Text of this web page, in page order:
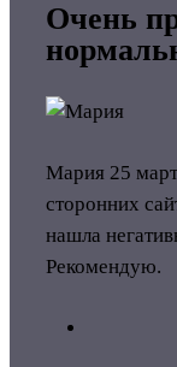
Очень
Мария 25
сторонних
нашла
Рекомендую.